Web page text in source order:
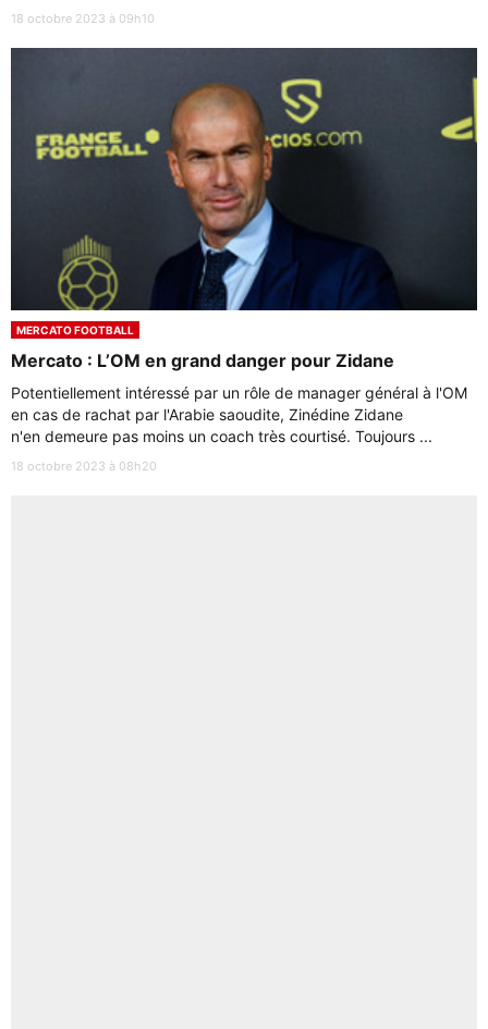
18 octobre 2023 à 09h10
MERCATO FOOTBALL
Mercato : L’OM en grand danger pour Zidane
Potentiellement intéressé par un rôle de manager général à l'OM
en cas de rachat par l'Arabie saoudite, Zinédine Zidane
n'en demeure pas moins un coach très courtisé. Toujours ...
18 octobre 2023 à 08h20